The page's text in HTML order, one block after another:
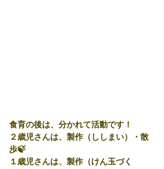
食育の後は、分かれて活動です！
２歳児さんは、製作（ししまい）・散
歩🍃
１歳児さんは、製作（けん玉づく